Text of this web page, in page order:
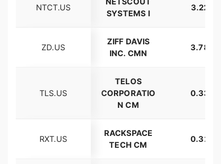
NTCT.US
SYSTEMS I
3.22%
ZD.US
ZIFF DAVIS
INC. CMN
3.78%
TLS.US
TELOS
CORPORATIO
N CM
0.33%
RXT.US
RACKSPACE
TECH CM
0.32%